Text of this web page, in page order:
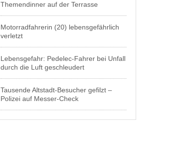
Themendinner auf der Terrasse
Motorradfahrerin (20) lebensgefährlich
verletzt
Lebensgefahr: Pedelec-Fahrer bei Unfall
durch die Luft geschleudert
Tausende Altstadt-Besucher gefilzt –
Polizei auf Messer-Check